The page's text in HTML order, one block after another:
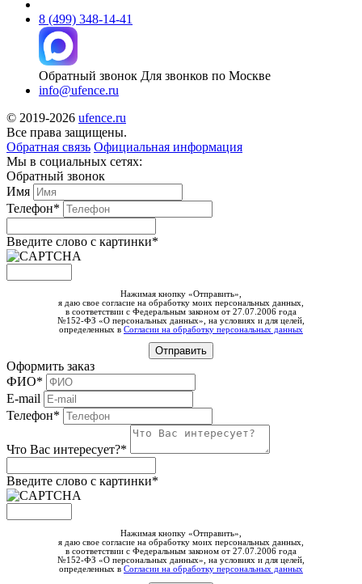
8 (499) 348-14-41
Обратный звонок Для звонков по Москве
info@ufence.ru
© 2019-2026 ufence.ru
Все права защищены.
Обратная связь Официальная информация
Мы в социальных сетях:
Обратный звонок
Имя
Телефон*
Введите слово c картинки*
Нажимая кнопку «Отправить»,
я даю свое согласие на обработку моих персональных данных,
в соответствии с Федеральным законом от 27.07.2006 года
№152-ФЗ «О персональных данных», на условиях и для целей,
определенных в Согласии на обработку персональных данных
Оформить заказ
ФИО*
E-mail
Телефон*
Что Вас интересует?*
Введите слово c картинки*
Нажимая кнопку «Отправить»,
я даю свое согласие на обработку моих персональных данных,
в соответствии с Федеральным законом от 27.07.2006 года
№152-ФЗ «О персональных данных», на условиях и для целей,
определенных в Согласии на обработку персональных данных